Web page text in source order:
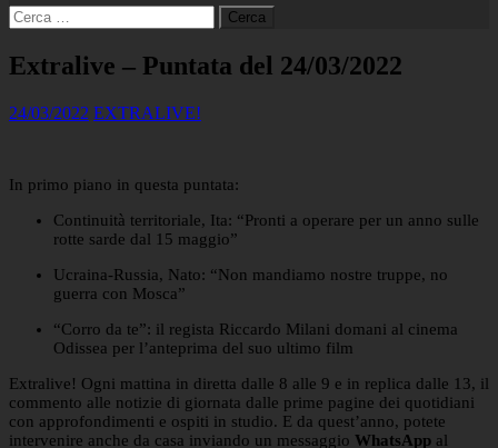
Ricerca
per:
Extralive – Puntata del 24/03/2022
24/03/2022 EXTRALIVE!
In primo piano in questa puntata:
Continuità territoriale, Ita: “Pronti a operare per un anno sulle
rotte sarde dal 15 maggio”
Ucraina-Russia, Nato: “Non mandiamo nostre truppe, no
guerra con Mosca”
“Corro da te”: il regista Riccardo Milani domani al cinema
Odissea per l’anteprima del suo ultimo film
Extralive! Ogni mattina in diretta dalle 8 alle 9 e in replica dalle 13, il
commento alle notizie di giornata dalle prime pagine dei quotidiani
con approfondimenti e ospiti in studio. E da quest’anno, potete
intervenire anche da casa inviando un messaggio WhatsApp al